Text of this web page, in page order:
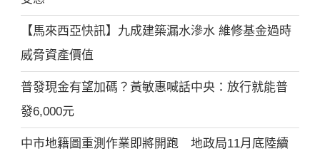
【馬來西亞快訊】九成建築漏水滲水 維修基金過時
威脅資產價值
普發現金有望加碼？黃敏惠喊話中央：放行就能普
發6,000元
中市地籍圖重測作業即將開跑 地政局11月底陸續